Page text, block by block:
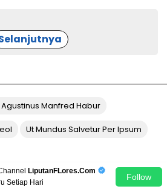
Agustinus Manfred Habur
Ut Mundus Salvetur Per Ipsum
LiputanFLores.Com
Setiap Hari
Follow